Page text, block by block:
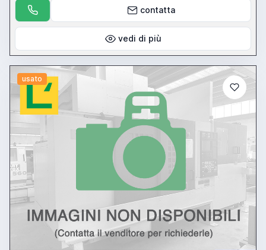
contatta
vedi di più
usato